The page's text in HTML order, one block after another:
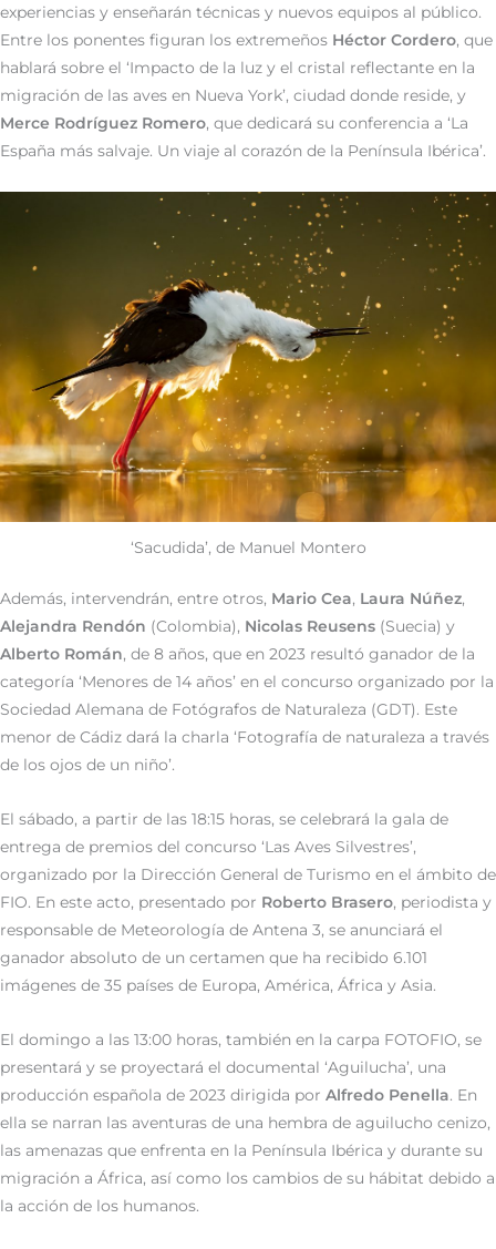
experiencias y enseñarán técnicas y nuevos equipos al público.
Entre los ponentes figuran los extremeños Héctor Cordero, que
hablará sobre el ‘Impacto de la luz y el cristal reflectante en la
migración de las aves en Nueva York’, ciudad donde reside, y
Merce Rodríguez Romero, que dedicará su conferencia a ‘La
España más salvaje. Un viaje al corazón de la Península Ibérica’.
‘Sacudida’, de Manuel Montero
Además, intervendrán, entre otros, Mario Cea, Laura Núñez,
Alejandra Rendón (Colombia), Nicolas Reusens (Suecia) y
Alberto Román, de 8 años, que en 2023 resultó ganador de la
categoría ‘Menores de 14 años’ en el concurso organizado por la
Sociedad Alemana de Fotógrafos de Naturaleza (GDT). Este
menor de Cádiz dará la charla ‘Fotografía de naturaleza a través
de los ojos de un niño’.
El sábado, a partir de las 18:15 horas, se celebrará la gala de
entrega de premios del concurso ‘Las Aves Silvestres’,
organizado por la Dirección General de Turismo en el ámbito de
FIO. En este acto, presentado por Roberto Brasero, periodista y
responsable de Meteorología de Antena 3, se anunciará el
ganador absoluto de un certamen que ha recibido 6.101
imágenes de 35 países de Europa, América, África y Asia.
El domingo a las 13:00 horas, también en la carpa FOTOFIO, se
presentará y se proyectará el documental ‘Aguilucha’, una
producción española de 2023 dirigida por Alfredo Penella. En
ella se narran las aventuras de una hembra de aguilucho cenizo,
las amenazas que enfrenta en la Península Ibérica y durante su
migración a África, así como los cambios de su hábitat debido a
la acción de los humanos.